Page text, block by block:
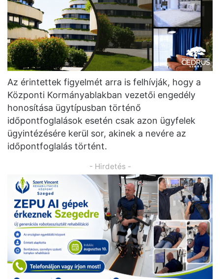
Az érintettek figyelmét arra is felhívják, hogy a
Központi Kormányablakban vezetői engedély
honosítása ügytípusban történő
időpontfoglalások esetén csak azon ügyfelek
ügyintézésére kerül sor, akinek a nevére az
időpontfoglalás történt.
- Hirdetés -